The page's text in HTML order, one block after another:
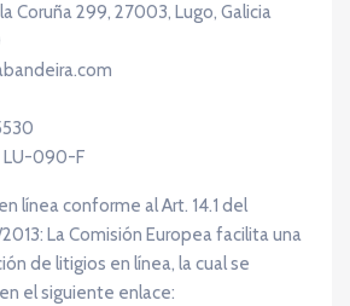
Coruña 299, 27003, Lugo, Galicia
LU-090-F
línea conforme al Art. 14.1 del
La Comisión Europea facilita una
de litigios en línea, la cual se
el siguiente enlace: